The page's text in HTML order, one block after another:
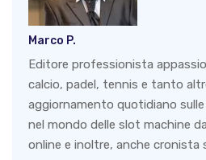
Marco P.
Editore professionista
calcio, padel, tennis e tanto
aggiornamento quotidiano
nel mondo delle slot machine
online e inoltre, anche cronista